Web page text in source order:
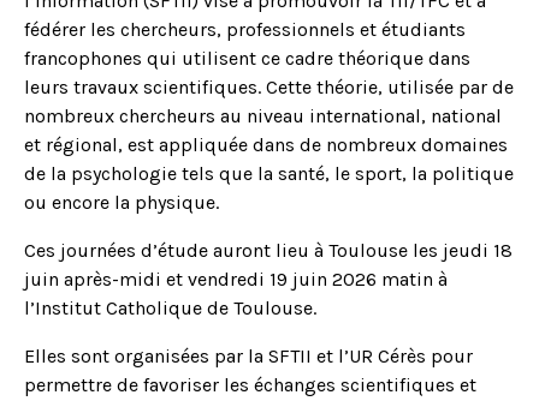
fédérer les chercheurs, professionnels et étudiants
francophones qui utilisent ce cadre théorique dans
leurs travaux scientifiques. Cette théorie, utilisée par de
nombreux chercheurs au niveau international, national
et régional, est appliquée dans de nombreux domaines
de la psychologie tels que la santé, le sport, la politique
ou encore la physique.
Ces journées d’étude auront lieu à Toulouse les jeudi 18
juin après-midi et vendredi 19 juin 2026 matin à
l’Institut Catholique de Toulouse.
Elles sont organisées par la SFTII et l’UR Cérès pour
permettre de favoriser les échanges scientifiques et